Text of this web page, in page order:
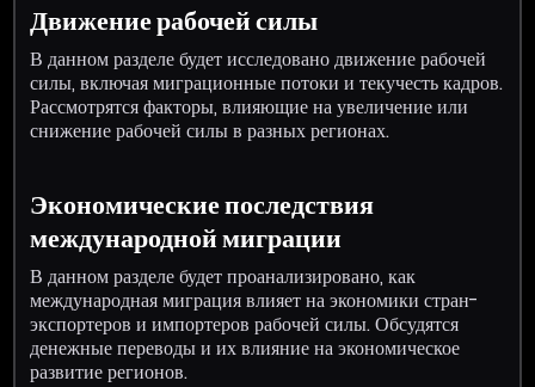
Движение рабочей силы
В данном разделе будет исследовано движение рабочей
силы, включая миграционные потоки и текучесть кадров.
Рассмотрятся факторы, влияющие на увеличение или
снижение рабочей силы в разных регионах.
Экономические последствия
международной миграции
В данном разделе будет проанализировано, как
международная миграция влияет на экономики стран-
экспортеров и импортеров рабочей силы. Обсудятся
денежные переводы и их влияние на экономическое
развитие регионов.